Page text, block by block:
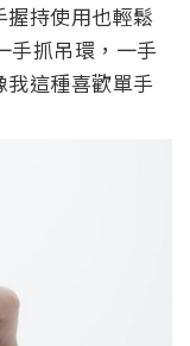
持使用也輕鬆
手抓吊環，一手
這種喜歡單手